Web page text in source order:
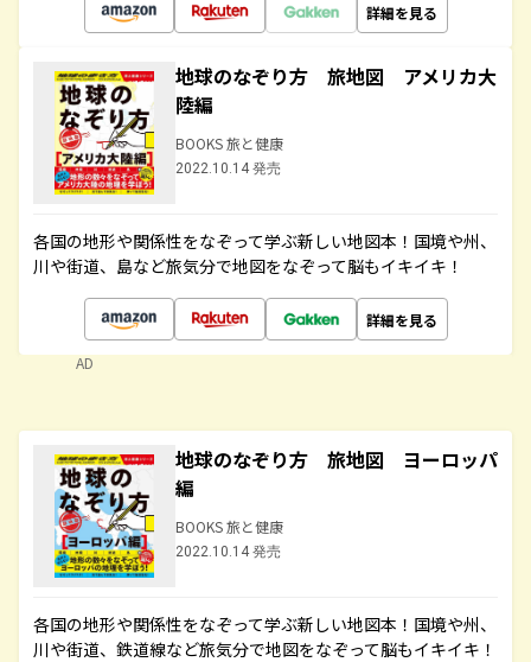
詳細を見る
地球のなぞり方 旅地図 アメリカ大
陸編
BOOKS 旅と健康
2022.10.14 発売
各国の地形や関係性をなぞって学ぶ新しい地図本！国境や州、
川や街道、島など旅気分で地図をなぞって脳もイキイキ！
詳細を見る
AD
地球のなぞり方 旅地図 ヨーロッパ
編
BOOKS 旅と健康
2022.10.14 発売
各国の地形や関係性をなぞって学ぶ新しい地図本！国境や州、
川や街道、鉄道線など旅気分で地図をなぞって脳もイキイキ！